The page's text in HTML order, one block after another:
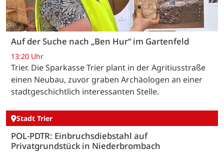
Auf der Suche nach „Ben Hur“ im Gartenfeld
13:20 Uhr
Trier. Die Sparkasse Trier plant in der Agritiusstraße
einen Neubau, zuvor graben Archäologen an einer
stadtgeschichtlich interessanten Stelle.
Stadt Trier
POL-PDTR: Einbruchsdiebstahl auf
Privatgrundstück in Niederbrombach